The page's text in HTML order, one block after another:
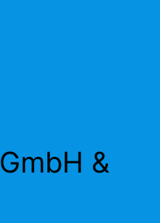
GmbH &